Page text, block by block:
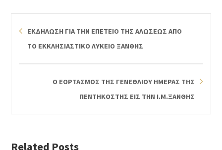
ΕΚΔΗΛΩΣΗ ΓΙΑ ΤΗΝ ΕΠΕΤΕΙΟ ΤΗΣ ΑΛΩΣΕΩΣ ΑΠΟ
ΤΟ ΕΚΚΛΗΣΙΑΣΤΙΚΟ ΛΥΚΕΙΟ ΞΑΝΘΗΣ
Ο ΕΟΡΤΑΣΜΟΣ ΤΗΣ ΓΕΝΕΘΛΙΟΥ ΗΜΕΡΑΣ ΤΗΣ
ΠΕΝΤΗΚΟΣΤΗΣ ΕΙΣ ΤΗΝ Ι.Μ.ΞΑΝΘΗΣ
Related Posts